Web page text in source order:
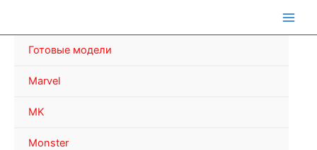
Готовые модели
Marvel
MK
Monster